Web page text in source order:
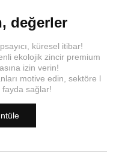
değerler
küresel itibar!
ekolojik zincir premium
izin verin!
motive edin, sektöre l
sağlar!